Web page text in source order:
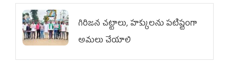
గిరిజన చట్టాలు, హక్కులను పటిష్టంగా
అమలు చేయాలి